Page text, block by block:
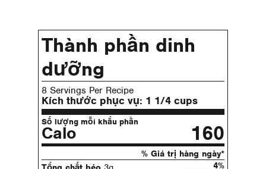
Thành phần dinh
dưỡng
8 Servings Per Recipe
Kích thước phục vụ: 1 1/4 cups
Số lượng mỗi khẩu phần
Calo 160
% Giá trị hàng ngày*
4%